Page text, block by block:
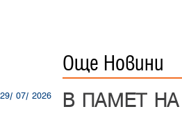
Още Новини
29/ 07/ 2026 В ПАМЕТ